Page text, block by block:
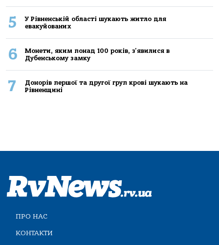
5
У Рівненській області шукають житло для
евакуйованих
6
Монети, яким понад 100 років, з'явилися в
Дубенському замку
7
Донорів першої та другої груп крові шукають на
Рівненщині
ПРО НАС
КОНТАКТИ